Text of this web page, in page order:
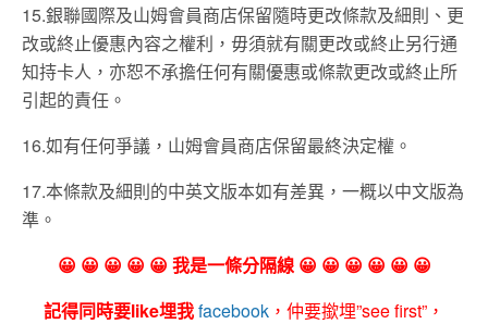
15.銀聯國際及山姆會員商店保留隨時更改條款及細則、更
改或終止優惠內容之權利，毋須就有關更改或終止另行通
知持卡人，亦恕不承擔任何有關優惠或條款更改或終止所
引起的責任。
16.如有任何爭議，山姆會員商店保留最終決定權。
17.本條款及細則的中英文版本如有差異，一概以中文版為
準。
😀 😀 😀 😀 😀 我是一條分隔線 😀 😀 😀 😀 😀 😀
記得同時要like埋我facebook ，仲要撳埋”see first”，